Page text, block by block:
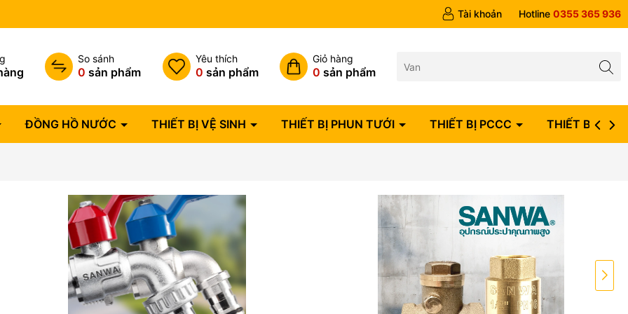
Tài khoản Hotline 0355 365 936
So sánh
0 sản phẩm
Yêu thích
0 sản phẩm
Giỏ hàng
0 sản phẩm
ĐỒNG HỒ NƯỚC THIẾT BỊ VỆ SINH THIẾT BỊ PHUN TƯỚI THIẾT BỊ PCCC THIẾT BỊ ĐIỆN